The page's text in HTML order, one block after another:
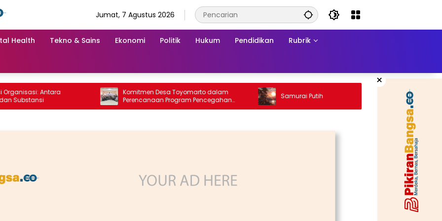
Jumat, 7 Agustus 2026
Health Tekno & Sains Ekonomi Politik Hukum Pendidikan Rubrik
×
Antara
Komitmen Desa Toyomarto dalam
Perencanaan Program Pencegahan
Stunting melalui ‎Rembuk Stunting Desa
Samurai Putih